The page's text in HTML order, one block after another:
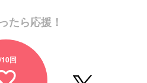
たら応援！
/10回